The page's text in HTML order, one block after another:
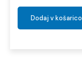
Dodaj v košarico